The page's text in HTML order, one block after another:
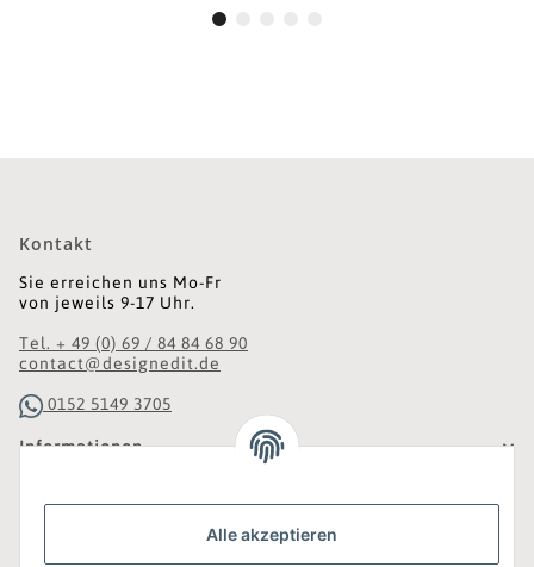
Alle akzeptieren
Kontakt
Sie erreichen uns Mo-Fr
von jeweils 9-17 Uhr.
Tel. + 49 (0) 69 / 84 84 68 90
contact@designedit.de
0152 5149 3705
Informationen
Gesetzliche Informationen